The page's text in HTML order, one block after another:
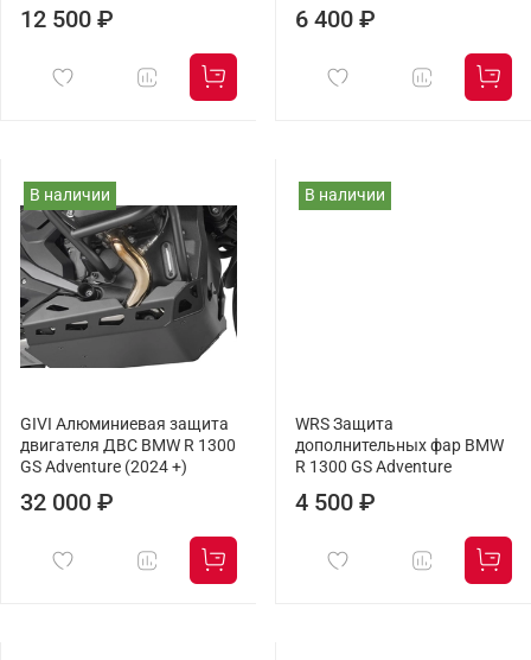
12 500 ₽ 6 400 ₽
В наличии
GIVI Алюминиевая защита
двигателя ДВС BMW R 1300
GS Adventure (2024 +)
32 000 ₽
В наличии
WRS Защита
дополнительных фар BMW
R 1300 GS Adventure
4 500 ₽